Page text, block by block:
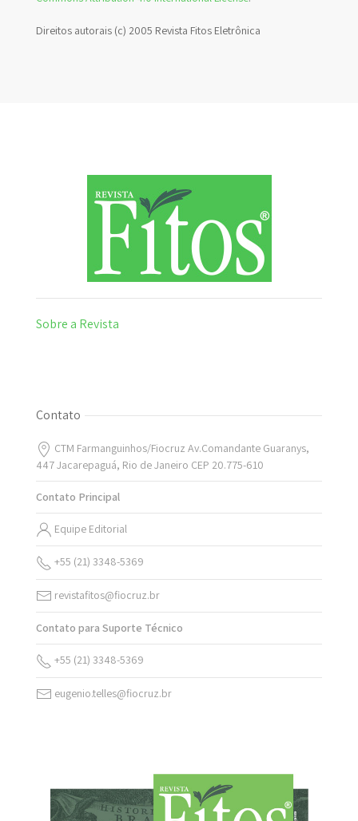
Direitos autorais (c) 2005 Revista Fitos Eletrônica
Sobre a Revista
Contato
CTM Farmanguinhos/Fiocruz Av.Comandante Guaranys,
447 Jacarepaguá, Rio de Janeiro CEP 20.775-610
Contato Principal
Equipe Editorial
+55 (21) 3348-5369
revistafitos@fiocruz.br
Contato para Suporte Técnico
+55 (21) 3348-5369
eugenio.telles@fiocruz.br